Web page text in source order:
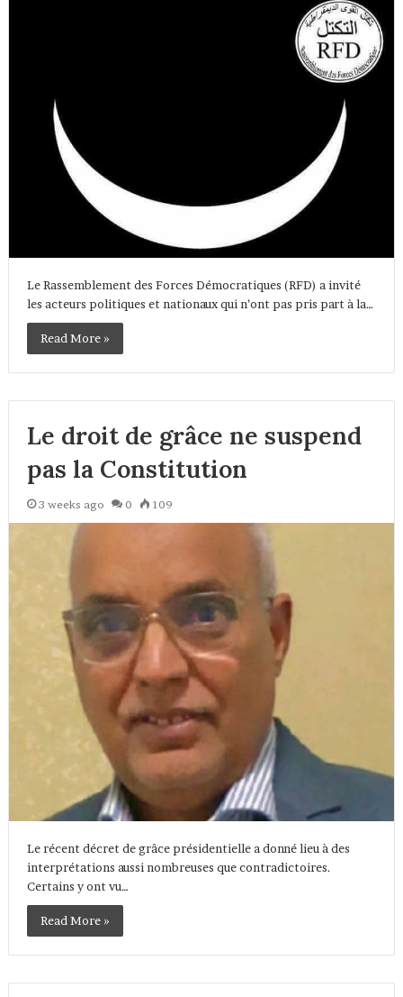
Le Rassemblement des Forces Démocratiques (RFD) a invité
les acteurs politiques et nationaux qui n’ont pas pris part à la…
Read More »
Le droit de grâce ne suspend
pas la Constitution
3 weeks ago 0 109
Le récent décret de grâce présidentielle a donné lieu à des
interprétations aussi nombreuses que contradictoires.
Certains y ont vu…
Read More »